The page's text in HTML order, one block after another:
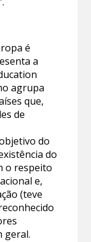
é
a
agrupa
que,
de
do
do
o respeito
e,
(teve
geral.